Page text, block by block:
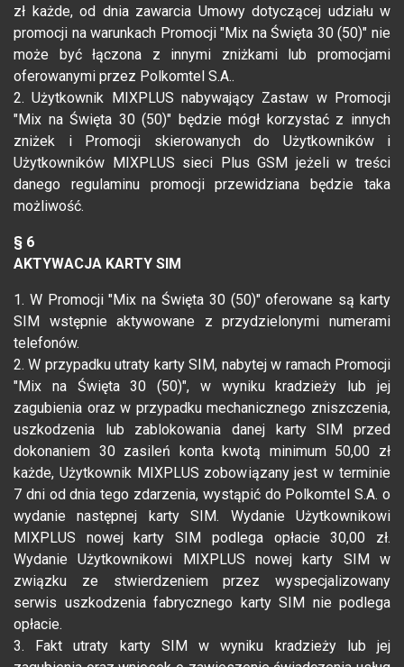
zł każde, od dnia zawarcia Umowy dotyczącej udziału w
promocji na warunkach Promocji "Mix na Święta 30 (50)" nie
może być łączona z innymi zniżkami lub promocjami
oferowanymi przez Polkomtel S.A..
2. Użytkownik MIXPLUS nabywający Zastaw w Promocji
"Mix na Święta 30 (50)" będzie mógł korzystać z innych
zniżek i Promocji skierowanych do Użytkowników i
Użytkowników MIXPLUS sieci Plus GSM jeżeli w treści
danego regulaminu promocji przewidziana będzie taka
możliwość.
§ 6
AKTYWACJA KARTY SIM
1. W Promocji "Mix na Święta 30 (50)" oferowane są karty
SIM wstępnie aktywowane z przydzielonymi numerami
telefonów.
2. W przypadku utraty karty SIM, nabytej w ramach Promocji
"Mix na Święta 30 (50)", w wyniku kradzieży lub jej
zagubienia oraz w przypadku mechanicznego zniszczenia,
uszkodzenia lub zablokowania danej karty SIM przed
dokonaniem 30 zasileń konta kwotą minimum 50,00 zł
każde, Użytkownik MIXPLUS zobowiązany jest w terminie
7 dni od dnia tego zdarzenia, wystąpić do Polkomtel S.A. o
wydanie następnej karty SIM. Wydanie Użytkownikowi
MIXPLUS nowej karty SIM podlega opłacie 30,00 zł.
Wydanie Użytkownikowi MIXPLUS nowej karty SIM w
związku ze stwierdzeniem przez wyspecjalizowany
serwis uszkodzenia fabrycznego karty SIM nie podlega
opłacie.
3. Fakt utraty karty SIM w wyniku kradzieży lub jej